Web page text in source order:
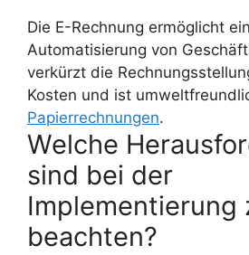
Die E-Rechnung ermöglicht
Automatisierung von
verkürzt die
Kosten und ist
Papierrechnungen.
Welche
sind bei der
Implementierung
beachten?